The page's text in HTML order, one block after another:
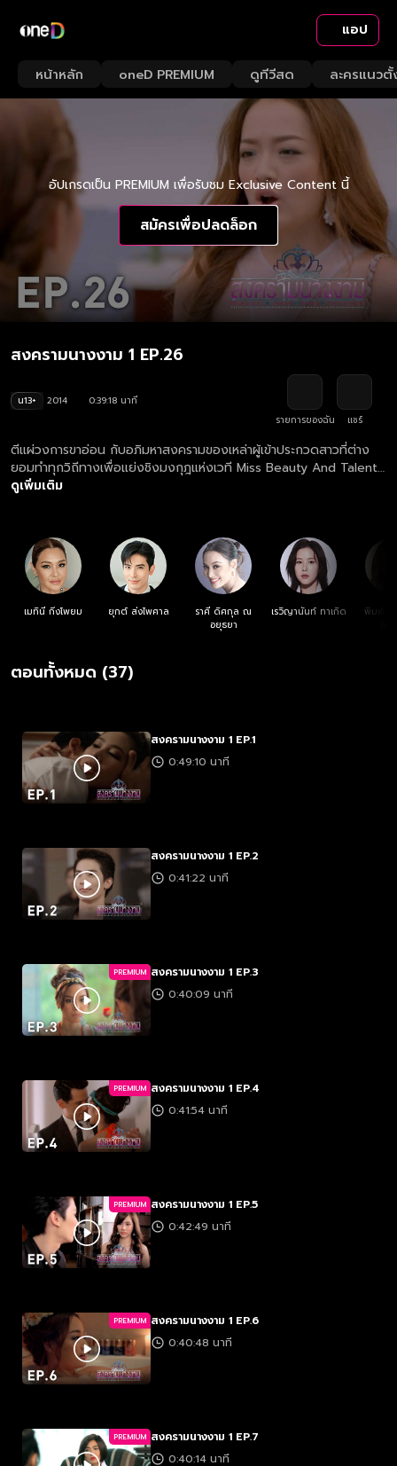
แอป
หน้าหลัก oneD PREMIUM ดูทีวีสด ละครแนวตั้
อัปเกรดเป็น PREMIUM เพื่อรับชม Exclusive Content นี้
สมัครเพื่อปลดล็อก
สงครามนางงาม 1 EP.26
น13+ 2014
0:39:18 นาที
รายการของฉัน
แชร์
ตีแผ่วงการขาอ่อน กับอภิมหาสงครามของเหล่าผู้เข้าประกวดสาวที่ต่าง
ยอมทำทุกวิถีทางเพื่อแย่งชิงมงกุฎแห่งเวที Miss Beauty And Talent
Thailand ซึ่งเต็มไปด้วยเบื้องหลังดำมืดที่คุณคาดไม่ถึง!
ดูเพิ่มเติม
เมทินี กิ่งโพยม ยุกต์ ส่งไพศาล
ราศี ดิศกุล ณ
อยุธยา
เรวิญานันท์ ทาเกิด
พิมพ์จิร
ตอนทั้งหมด (37)
สงครามนางงาม 1 EP.1
0:49:10 นาที
สงครามนางงาม 1 EP.2
0:41:22 นาที
PREMIUM สงครามนางงาม 1 EP.3
0:40:09 นาที
PREMIUM สงครามนางงาม 1 EP.4
0:41:54 นาที
PREMIUM สงครามนางงาม 1 EP.5
0:42:49 นาที
PREMIUM สงครามนางงาม 1 EP.6
0:40:48 นาที
PREMIUM สงครามนางงาม 1 EP.7
0:40:14 นาที